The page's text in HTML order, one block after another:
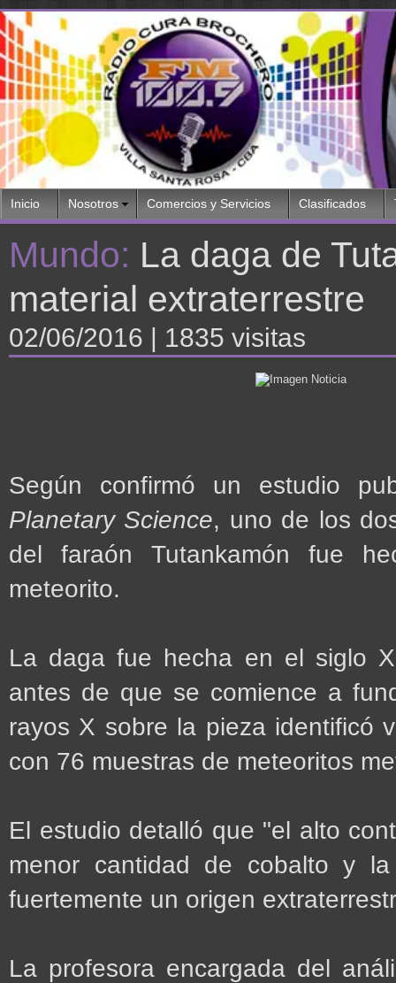
Inicio Nosotros Comercios y Servicios Clasificados
Mundo: La daga de
material extraterrestre
02/06/2016 | 1835 visitas
Según confirmó un estudio
Planetary Science, uno de los
del faraón Tutankamón fue
meteorito.
La daga fue hecha en el siglo
antes de que se comience a
rayos X sobre la pieza identificó
con 76 muestras de meteoritos
El estudio detalló que "el alto
menor cantidad de cobalto y
fuertemente un origen
La profesora encargada del